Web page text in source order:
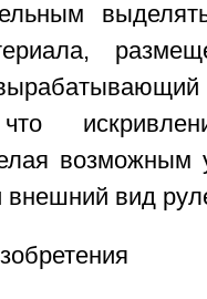
внешний вид